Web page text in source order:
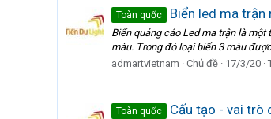
Toàn quốc Biển led ma
Biển quảng cáo Led ma trận là
màu. Trong đó loại biển 3 màu
admartvietnam
Chủ đề 17/3/20
Toàn quốc Cấu tạo - vai trò